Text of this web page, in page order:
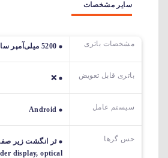
سایر مشخصات
مشخصات باتری 5200 میلی‌آمپر ساعت
باتری قابل تعویض ❌
سیستم عامل Android
حس گرها
ثر انگشت زیر